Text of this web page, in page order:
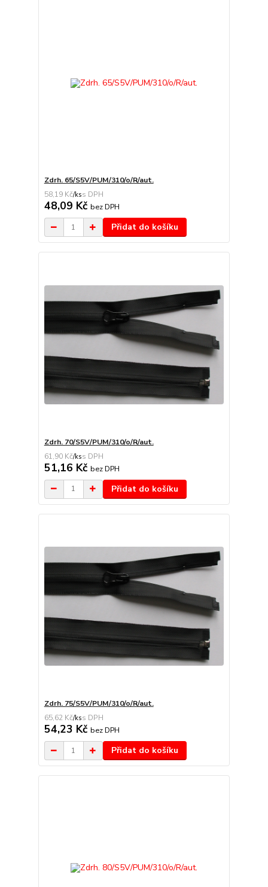
Zdrh. 65/S5V/PUM/310/o/R/aut.
58,19 Kč/ks
48,09 Kč bez DPH
Přidat do košíku
Zdrh. 70/S5V/PUM/310/o/R/aut.
61,90 Kč/ks
51,16 Kč bez DPH
Přidat do košíku
Zdrh. 75/S5V/PUM/310/o/R/aut.
65,62 Kč/ks
54,23 Kč bez DPH
Přidat do košíku